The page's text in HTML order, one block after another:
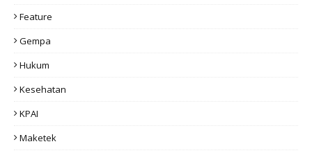
Feature
Gempa
Hukum
Kesehatan
KPAI
Maketek